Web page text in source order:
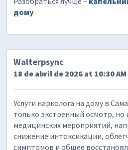
дому
Walterpsync
18 de abril de 2026 at 10:30 AM
Услуги нарколога на дому в
только экстренный осмотр, но
медицинских мероприятий,
снижение интоксикации,
симптомов и общее